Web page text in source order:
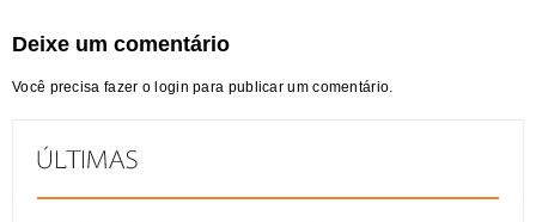
Deixe um comentário
Você precisa fazer o login para publicar um comentário.